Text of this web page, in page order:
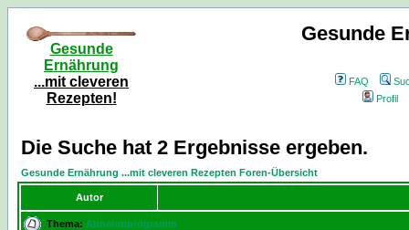
Gesunde
Ernährung
...mit cleveren
Rezepten!
Gesunde
FAQ
Profil
Die Suche hat 2 Ergebnisse ergeben.
Gesunde Ernährung ...mit cleveren Rezepten Foren-Übersicht
Autor
Thema: Abnehmprogramm